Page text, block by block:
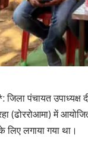
पंचायत उपाध्यक्ष
(ढोररोआमा) में
लिए लगाया गया था।